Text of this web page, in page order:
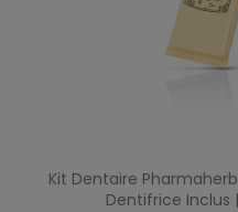
Kit Dentaire
Dentifrice Inclus